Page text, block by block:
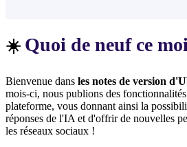
☀️ Quoi de neuf ce
Bienvenue dans les notes de version
mois-ci, nous publions des fonctionnalités
plateforme, vous donnant ainsi la
réponses de l'IA et d'offrir de nouvelles
les réseaux sociaux !